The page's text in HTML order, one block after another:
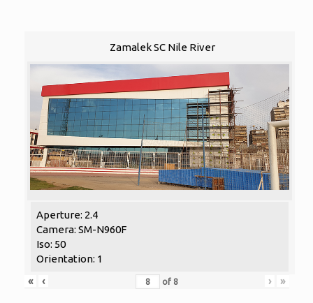
Zamalek SC Nile River
Aperture: 2.4
Camera: SM-N960F
Iso: 50
Orientation: 1
«
‹ of 8 › »